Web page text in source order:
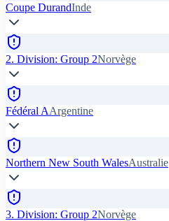
Coupe DurandInde
2. Division: Group 2Norvège
Fédéral AArgentine
Northern New South WalesAustralie
3. Division: Group 2Norvège